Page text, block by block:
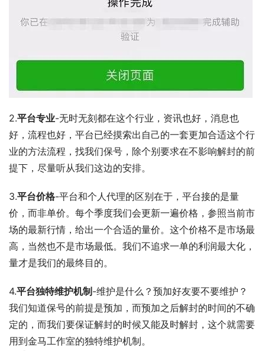
2.平台专业-无时无刻都在这个行业，资讯也好，消息也
好，流程也好，平台已经摸索出自己的一套更加合适这个行
业的方法流程，找我们保号，除个别要求在不影响解封的前
提下，尽量听从我们这边的安排。
3.平台价格-平台和个人代理的区别在于，平台接的是量
价，而非单价。每个季度我们会更新一遍价格，参照当前市
场的最新行情，给出一个合适的量价。这个价格不是市场最
高，当然也不是市场最低。我们不追求一单的利润最大化，
量才是我们的最终目的。
4.平台独特维护机制 -维护是什么？预加好友要不要维护？
我们知道保号的前提是预加，而预加之后解封的时间的不确
定的，而我们要保证解封的时候又能及时解封，这个就需要
用到金马工作室的独特维护机制。